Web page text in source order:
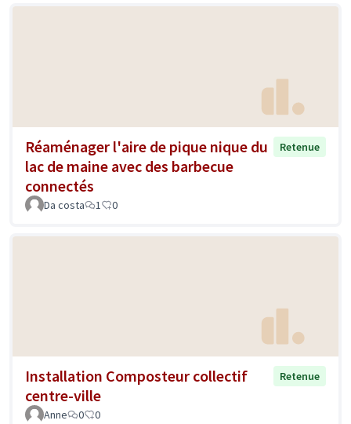
Réaménager l'aire de pique nique du
lac de maine avec des barbecue
connectés
Retenue
Da costa 1 0
Installation Composteur collectif
centre-ville
Retenue
Anne 0 0